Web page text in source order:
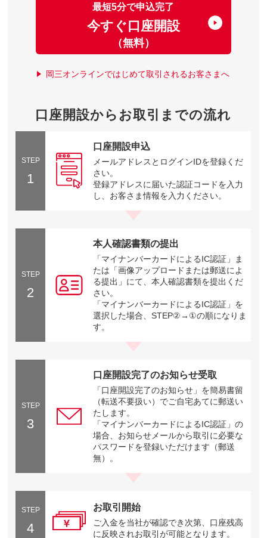
最短5分で申込完了
今すぐ口座開設
（無料）
岡三オンラインではじめて取引されるお客さまへ
口座開設からお取引までの流れ
STEP
1
口座開設申込
メールアドレスとログインIDを登録くだ
さい。
登録アドレスに届いた認証コードを入力
し、お客さま情報を入力ください。
STEP
2
本人確認書類の提出
「マイナンバーカードによるIC認証」ま
たは「画像アップロードまたは郵送によ
る提出」にて、本人確認書類を提出くだ
さい。
「マイナンバーカードによるIC認証」を
選択した場合、STEP②→①の順になりま
す。
STEP
3
口座開設完了のお知らせ受取
「口座開設完了のお知らせ」を簡易書留
（転送不要扱い）でご自宅あてに郵送い
たします。
「マイナンバーカードによるIC認証」の
場合、お知らせメールから取引に必要な
パスワードを登録いただけます（郵送
無）。
STEP
4
お取引開始
ご入金を当社が確認でき次第、口座残高
に反映されお取引が可能となります。